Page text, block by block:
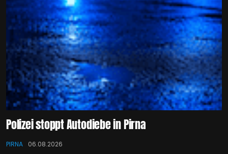
Polizei stoppt Autodiebe in Pirna
PIRNA 06.08.2026